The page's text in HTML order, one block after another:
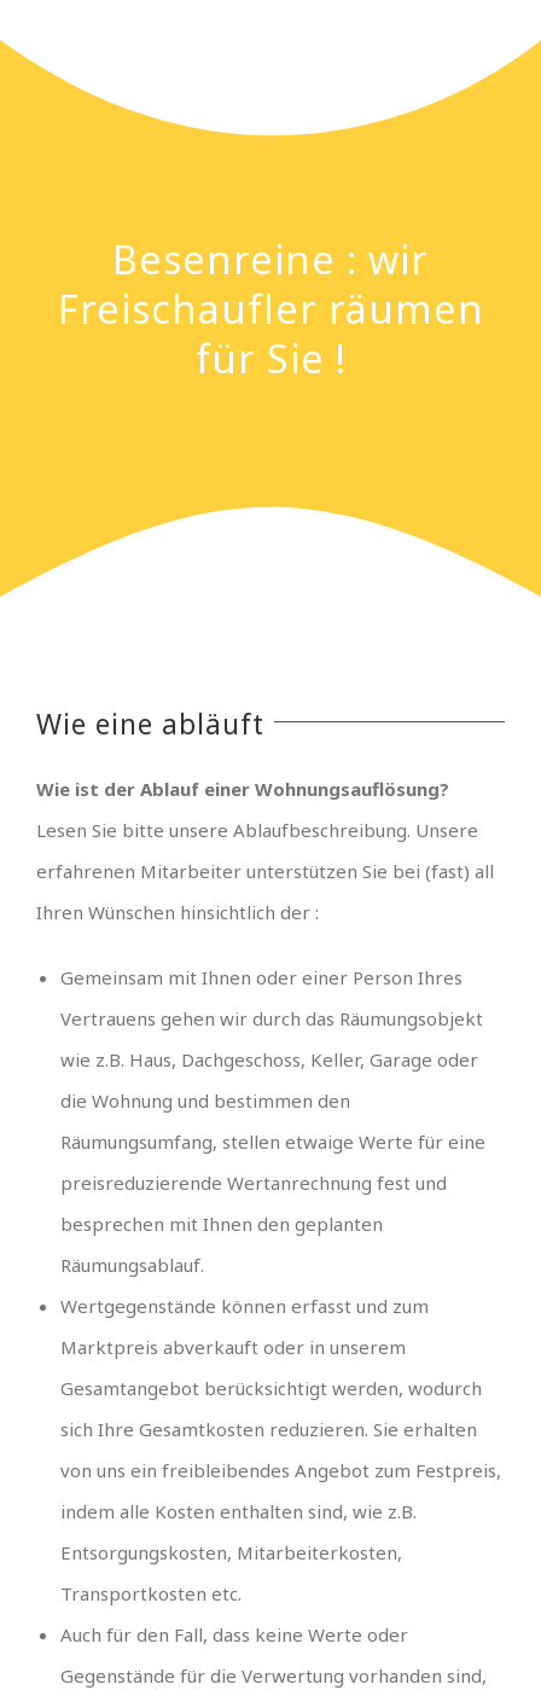
Besenreine : wir
Freischaufler räumen
für Sie !
Wie eine abläuft
Wie ist der Ablauf einer Wohnungsauflösung?
Lesen Sie bitte unsere Ablaufbeschreibung. Unsere
erfahrenen Mitarbeiter unterstützen Sie bei (fast) all
Ihren Wünschen hinsichtlich der :
Gemeinsam mit Ihnen oder einer Person Ihres
Vertrauens gehen wir durch das Räumungsobjekt
wie z.B. Haus, Dachgeschoss, Keller, Garage oder
die Wohnung und bestimmen den
Räumungsumfang, stellen etwaige Werte für eine
preisreduzierende Wertanrechnung fest und
besprechen mit Ihnen den geplanten
Räumungsablauf.
Wertgegenstände können erfasst und zum
Marktpreis abverkauft oder in unserem
Gesamtangebot berücksichtigt werden, wodurch
sich Ihre Gesamtkosten reduzieren. Sie erhalten
von uns ein freibleibendes Angebot zum Festpreis,
indem alle Kosten enthalten sind, wie z.B.
Entsorgungskosten, Mitarbeiterkosten,
Transportkosten etc.
Auch für den Fall, dass keine Werte oder
Gegenstände für die Verwertung vorhanden sind,